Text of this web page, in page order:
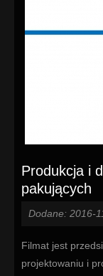
Produkcja i
pakujących
Dodane: 2016-
Filmat jest
projektowaniu i